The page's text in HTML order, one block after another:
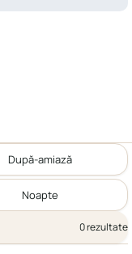
După-amiază
Noapte
0 rezultate